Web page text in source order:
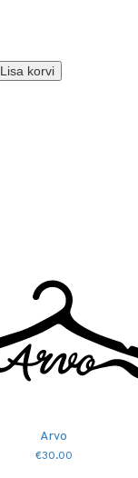
Lisa korvi
Arvo
€30.00